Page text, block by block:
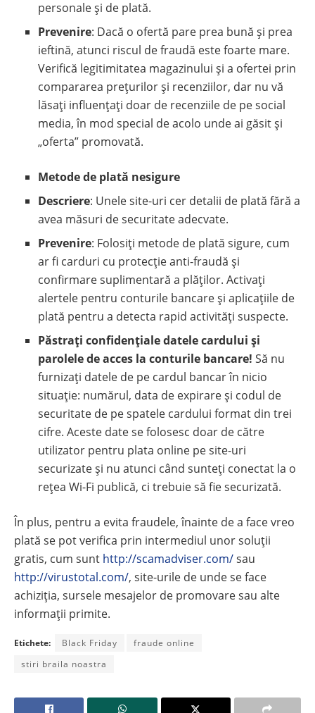
personale și de plată.
Prevenire: Dacă o ofertă pare prea bună și prea
ieftină, atunci riscul de fraudă este foarte mare.
Verifică legitimitatea magazinului și a ofertei prin
compararea prețurilor și recenziilor, dar nu vă
lăsați influențați doar de recenziile de pe social
media, în mod special de acolo unde ai găsit și
„oferta” promovată.
Metode de plată nesigure
Descriere: Unele site-uri cer detalii de plată fără a
avea măsuri de securitate adecvate.
Prevenire: Folosiți metode de plată sigure, cum
ar fi carduri cu protecție anti-fraudă și
confirmare suplimentară a plăților. Activați
alertele pentru conturile bancare și aplicațiile de
plată pentru a detecta rapid activități suspecte.
Păstrați confidențiale datele cardului și
parolele de acces la conturile bancare!Să nu
furnizați datele de pe cardul bancar în nicio
situație: numărul, data de expirare și codul de
securitate de pe spatele cardului format din trei
cifre. Aceste date se folosesc doar de către
utilizator pentru plata online pe site-uri
securizate și nu atunci când sunteți conectat la o
rețea Wi-Fi publică, ci trebuie să fie securizată.
În plus, pentru a evita fraudele, înainte de a face vreo
plată se pot verifica prin intermediul unor soluții
gratis, cum sunt http://scamadviser.com/sau
http://virustotal.com/, site-urile de unde se face
achiziția, sursele mesajelor de promovare sau alte
informații primite.
Etichete: Black Friday
fraude online
stiri braila noastra